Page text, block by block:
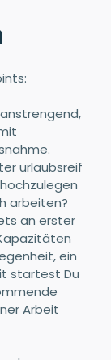
urlaubsreif
arbeiten?
an erster
ein
startest Du
Arbeit